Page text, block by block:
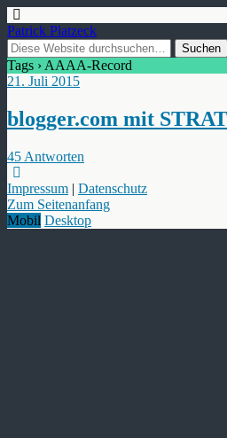
Patrick Platzeck
Tags › AAAA-Record
21. Juli 2015
blogger.com mit
45 Antworten
Impressum | Datenschutz
Zum Seitenanfang
Mobil Desktop